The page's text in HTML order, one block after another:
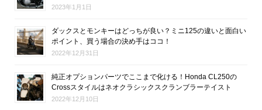
2023年1月1日
ダックスとモンキーはどっちが良い？ミニ125の違いと面白い
ポイント、買う場合の決め手はココ！
2022年12月31日
純正オプションパーツでここまで化ける！Honda CL250の
Crossスタイルはネオクラシックスクランブラーテイスト
2022年12月10日